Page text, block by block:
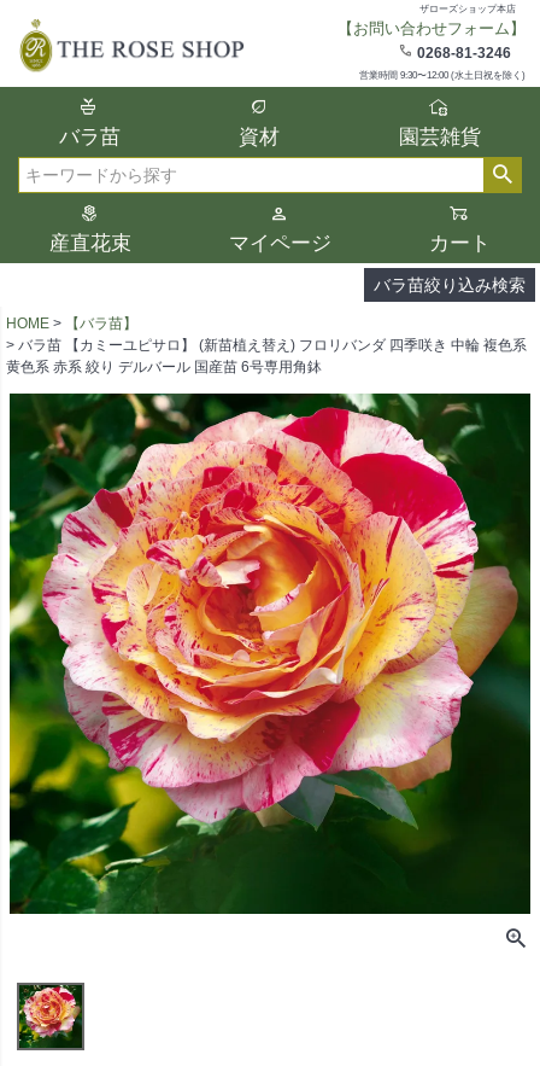
ザローズショップ本店
【お問い合わせフォーム】
0268-81-3246
営業時間 9:30〜12:00 (水土日祝を除く)
バラ苗 資材 園芸雑貨
産直花束 マイページ カート
バラ苗絞り込み検索
在庫
在庫ありのみ表示
検索
複数の条件を選択して絞り込み検索が可能
選択した項目全てに該当する品種のみ検索
結果に表示されます。
タイプ、カラー、ブランドなどは1つずつ選
択してください。
HOME
【バラ苗】
バラ苗 【カミーユピサロ】 (新苗植え替え) フロリバンダ 四季咲き 中輪 複色系
黄色系 赤系 絞り デルバール 国産苗 6号専用角鉢